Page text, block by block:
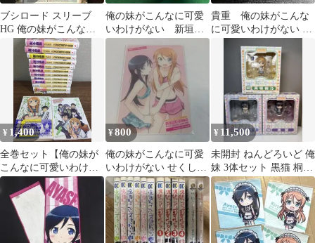
ブシロード スリーブ
HG 俺の妹がこんなに
可愛いわけがない 俺妹
新垣 あやせ
俺の妹がこんなに可愛
いわけがない 新垣あ
やせ フィギュア
貴重 俺の妹がこんな
に可愛いわけがない あ
ルダー コラボ
¥ 1,400
全巻セット【俺の妹が
こんなに可愛いわけが
ない 全13巻／あやせ
if／ポータブル】◆14
冊セット 伏見つか
さ 電撃文庫 6巻～初
版本 小説 ラノベ
¥800
俺の妹がこんなに可愛
いわけがない せくしぃ
トレーディングクリア
カード 電撃文庫
¥ 11,500
未開封 ねんどろいど 俺
妹 3体セット 黒猫 桐乃
あやせ